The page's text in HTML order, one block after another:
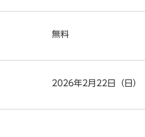
無料
2026年2月22日（日）